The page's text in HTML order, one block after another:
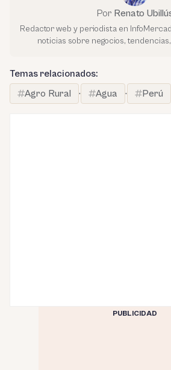
Por Renato
Redactor web y periodista en
noticias sobre negocios,
Temas relacionados:
Agro Rural
· Agua · Perú
PUBLICIDAD